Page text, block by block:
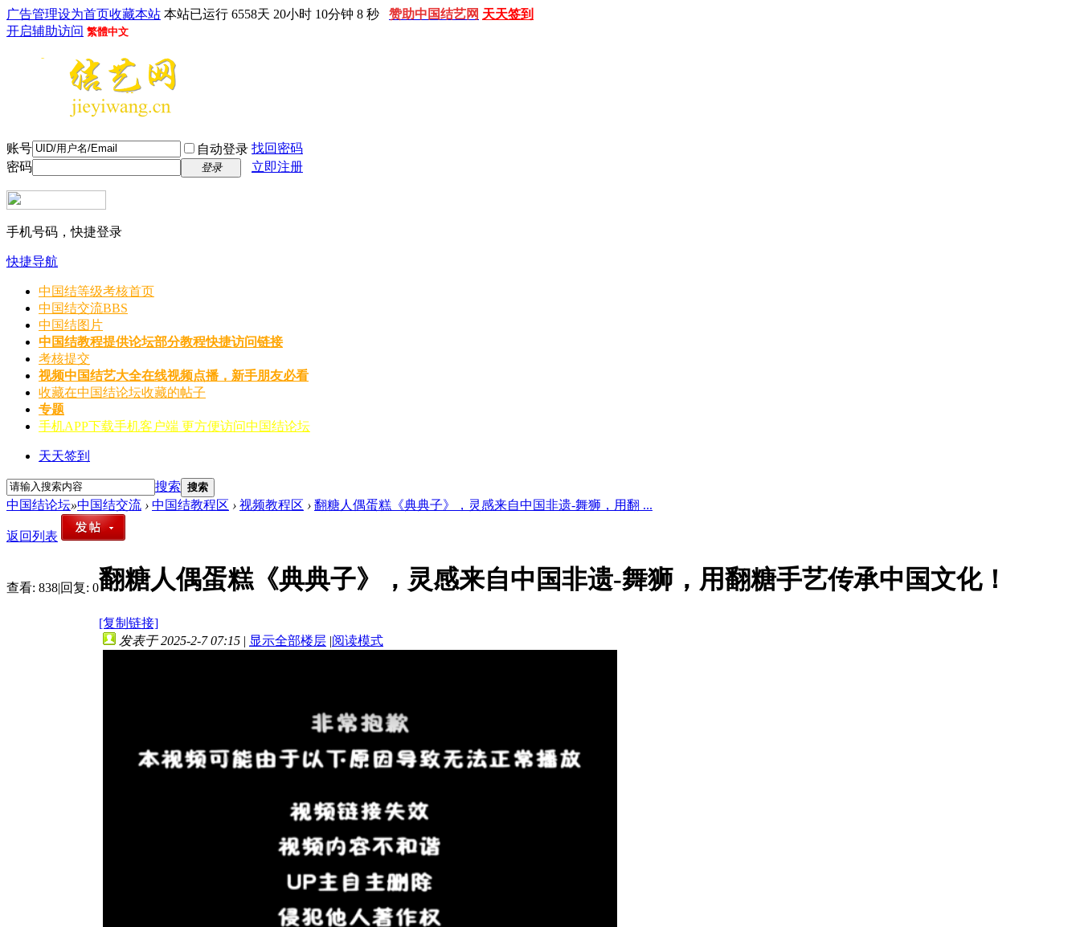
广告管理设为首页收藏本站 本站已运行 6558天 20小时 10分钟 9 秒 赞助中国结艺网 天天签到
开启辅助访问 繁體中文
账号 自动登录 找回密码
密码
登录 立即注册
手机号码，快捷登录
快捷导航
中国结等级考核首页
中国结交流BBS
中国结图片
中国结教程提供论坛部分教程快捷访问链接
考核提交
视频中国结艺大全在线视频点播，新手朋友必看
收藏在中国结论坛收藏的帖子
专题
手机APP下载手机客户端 更方便访问中国结论坛
天天签到
搜索 搜索
中国结论坛»中国结交流 › 中国结教程区 › 视频教程区 › 翻糖人偶蛋糕《典典子》，灵感来自中国非遗-舞狮，用翻 ...
返回列表
查看: 838|回复: 0翻糖人偶蛋糕《典典子》，灵感来自中国非遗-舞狮，用翻糖手艺传承中国文化！
[复制链接]
发表于 2025-2-7 07:15 | 显示全部楼层 |阅读模式